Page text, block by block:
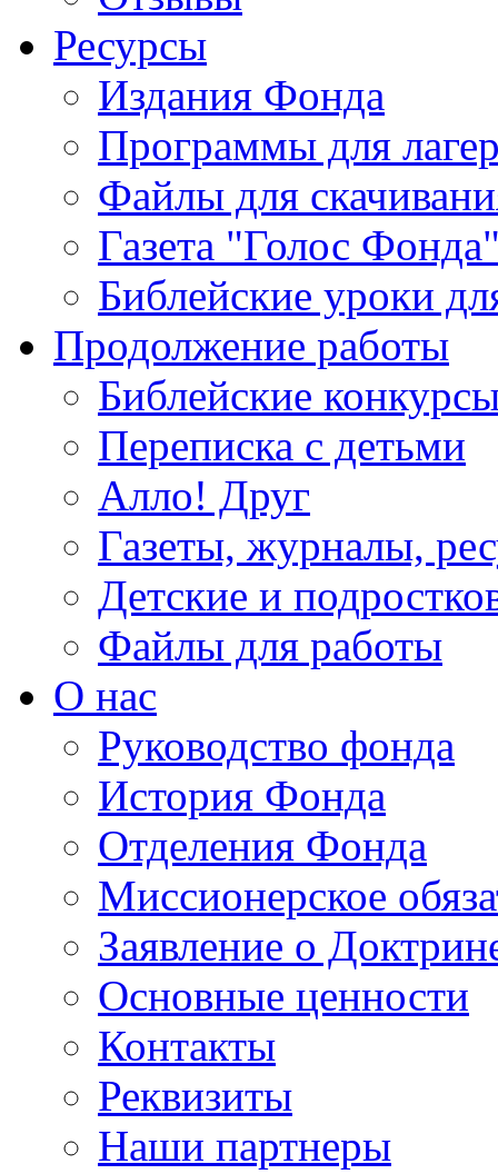
Ресурсы
Издания Фонда
Программы для
Файлы для
Газета "Голос
Библейские уроки
Продолжение работы
Библейские
Переписка с детьми
Алло! Друг
Газеты, журналы,
Детские и
Файлы для работы
О нас
Руководство фонда
История Фонда
Отделения Фонда
Миссионерское
Заявление о
Основные ценности
Контакты
Реквизиты
Наши партнеры